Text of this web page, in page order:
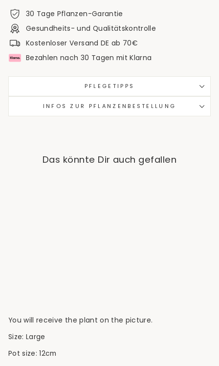
30 Tage Pflanzen-Garantie
Gesundheits- und Qualitätskontrolle
Kostenloser Versand DE ab 70€
Bezahlen nach 30 Tagen mit Klarna
PFLEGETIPPS
INFOS ZUR PFLANZENBESTELLUNG
Das könnte Dir auch gefallen
You will receive the plant on the picture.
Size: Large
Pot size: 12cm